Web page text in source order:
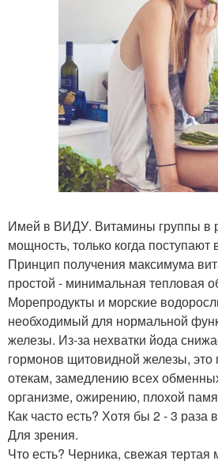
Имей в ВИДУ. Витамины группы в
мощность, только когда поступают
Принцип получения максимума
простой - минимальная тепловая
Морепродукты и морские
необходимый для нормальной
железы. Из-за нехватки йода
гормонов щитовидной железы, это
отекам, замедлению всех
организме, ожирению, плохой
Как часто есть? Хотя бы 2 - 3 раза
Для зрения.
Что есть? Черника, свежая тертая